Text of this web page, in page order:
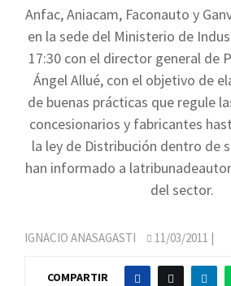
Anfac, Aniacam, Faconauto y
en la sede del Ministerio de
17:30 con el director general de
Ángel Allué, con el objetivo de
de buenas prácticas que regule
concesionarios y fabricantes
la ley de Distribución dentro de
han informado a
del sector.
IGNACIO ANASAGASTI 11/03/2011 |
COMPARTIR